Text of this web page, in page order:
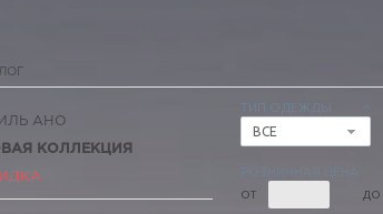
ТИП ОДЕЖДЫ
ВСЕ
ОТ ДО
АНО
КОЛЛЕКЦИЯ